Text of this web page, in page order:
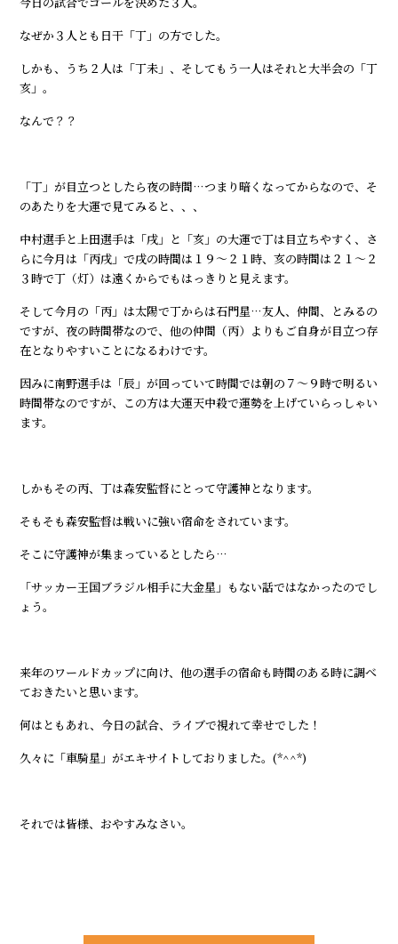
なぜか３人とも日干「丁」の方でした。
しかも、うち２人は「丁未」、そしてもう一人はそれと大半会の「丁
亥」。
なんで？？
「丁」が目立つとしたら夜の時間…つまり暗くなってからなので、そ
のあたりを大運で見てみると、、、
中村選手と上田選手は「戌」と「亥」の大運で丁は目立ちやすく、さ
らに今月は「丙戌」で戌の時間は１９～２１時、亥の時間は２１～２
３時で丁（灯）は遠くからでもはっきりと見えます。
そして今月の「丙」は太陽で丁からは石門星…友人、仲間、とみるの
ですが、夜の時間帯なので、他の仲間（丙）よりもご自身が目立つ存
在となりやすいことになるわけです。
因みに南野選手は「辰」が回っていて時間では朝の７～９時で明るい
時間帯なのですが、この方は大運天中殺で運勢を上げていらっしゃい
ます。
しかもその丙、丁は森安監督にとって守護神となります。
そもそも森安監督は戦いに強い宿命をされています。
そこに守護神が集まっているとしたら…
「サッカー王国ブラジル相手に大金星」もない話ではなかったのでし
ょう。
来年のワールドカップに向け、他の選手の宿命も時間のある時に調べ
ておきたいと思います。
何はともあれ、今日の試合、ライブで視れて幸せでした！
久々に「車騎星」がエキサイトしておりました。(*^^*)
それでは皆様、おやすみなさい。